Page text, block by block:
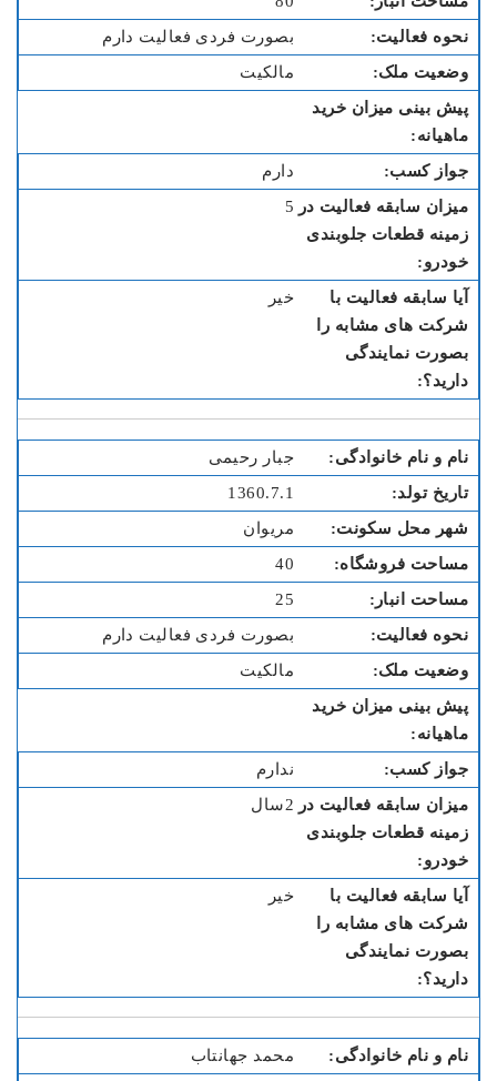
بصورت فردی فعالیت دارم
مالکیت
دارم
5
خیر
جبار رحیمی
1360.7.1
مریوان
40
25
بصورت فردی فعالیت دارم
مالکیت
ندارم
2سال
خیر
محمد جهانتاب